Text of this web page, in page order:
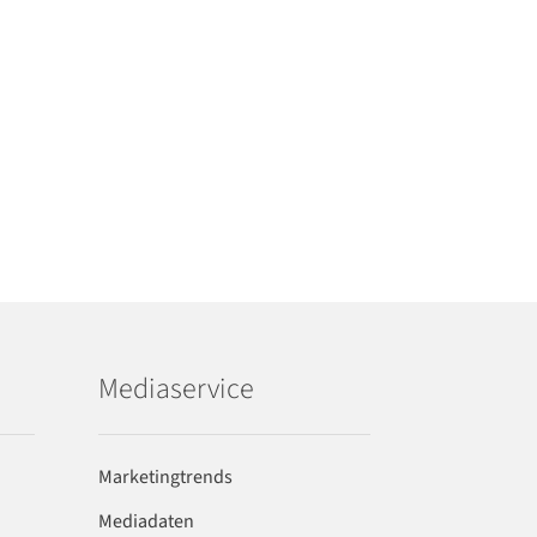
Mediaservice
Marketingtrends
Mediadaten